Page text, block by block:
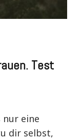
Test
nur eine
dir selbst,